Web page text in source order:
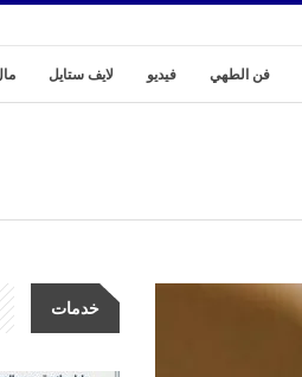
فن الطهي فيديو لايف ستايل
خدمات